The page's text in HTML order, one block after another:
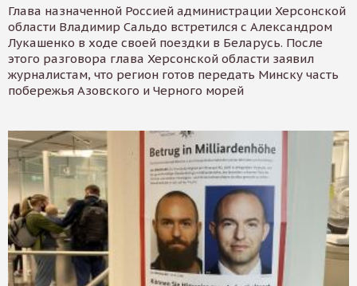
Глава назначенной Россией администрации Херсонской
области Владимир Сальдо встретился с Александром
Лукашенко в ходе своей поездки в Беларусь. После
этого разговора глава Херсонской области заявил
журналистам, что регион готов передать Минску часть
побережья Азовского и Черного морей